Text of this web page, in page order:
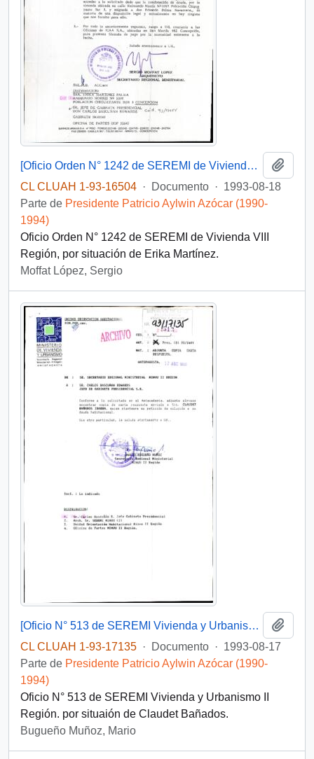
[Oficio Orden N° 1242 de SEREMI de Vivienda VIII Región]
CL CLUAH 1-93-16504 · Documento · 1993-08-18
Parte de Presidente Patricio Aylwin Azócar (1990-
1994)
Oficio Orden N° 1242 de SEREMI de Vivienda VIII
Región, por situación de Erika Martínez.
Moffat López, Sergio
[Oficio N° 513 de SEREMI Vivienda y Urbanismo II Región]
CL CLUAH 1-93-17135 · Documento · 1993-08-17
Parte de Presidente Patricio Aylwin Azócar (1990-
1994)
Oficio N° 513 de SEREMI Vivienda y Urbanismo II
Región. por situaión de Claudet Bañados.
Bugueño Muñoz, Mario